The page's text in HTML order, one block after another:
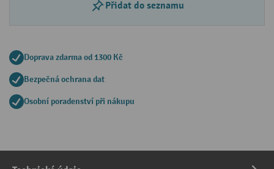
Přidat do seznamu
Doprava zdarma od 1300 Kč
Bezpečná ochrana dat
Osobní poradenství při nákupu